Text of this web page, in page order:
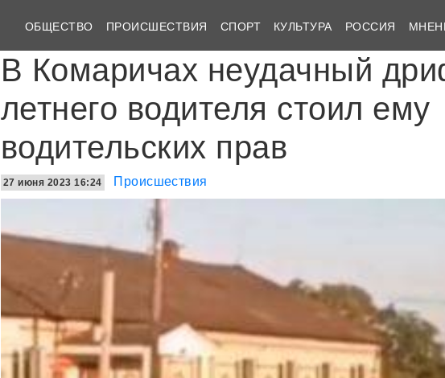
ОБЩЕСТВО ПРОИСШЕСТВИЯ СПОРТ КУЛЬТУРА РОССИЯ
В Комаричах неудачный
летнего водителя стоил ему
водительских прав
27 июня 2023 16:24 Происшествия